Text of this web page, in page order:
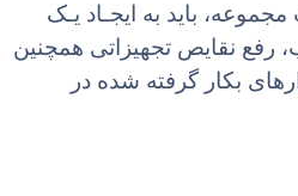
باید به ایجـاد یـک
رفع نقایص تجهیزاتی همچنین
بکار گرفته شده در